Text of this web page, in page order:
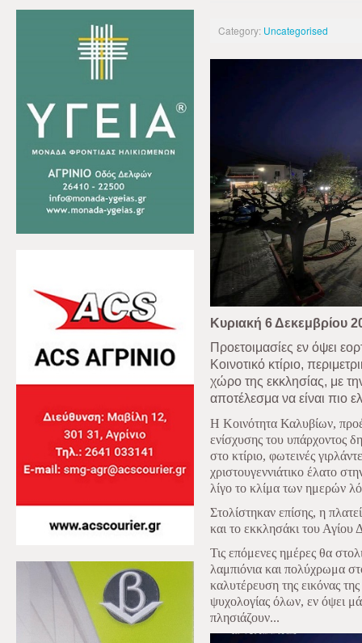
Category: Uncategorised
Κυριακή 6 Δεκεμβρίου
Προετοιμασίες εν όψει
Κοινοτικό κτίριο,
χώρο της εκκλησίας, με
αποτέλεσμα να είναι πιο
Η Κοινότητα Καλυβίων,
ενίσχυσης του υπάρχοντος
στο κτίριο, φωτεινές
χριστουγεννιάτικο έλατο
λίγο το κλίμα των ημερών
Στολίστηκαν επίσης, η
και το εκκλησάκι του Αγίου
Τις επόμενες ημέρες θα
λαμπιόνια και πολύχρωμα
καλυτέρευση της εικόνας
ψυχολογίας όλων, εν όψει
πλησιάζουν...